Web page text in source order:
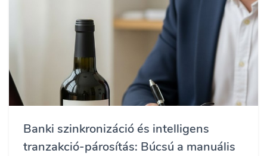
Banki szinkronizáció és intelligens
tranzakció-párosítás: Búcsú a manuális